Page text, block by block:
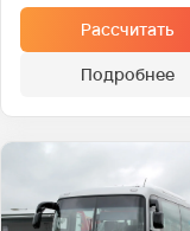
Рассчитать
Подробнее